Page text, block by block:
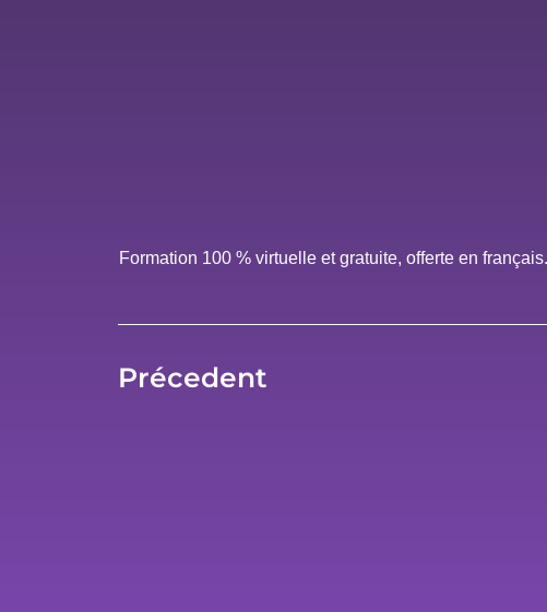
Formation 100 % virtuelle et gratuite, offerte en
Précedent